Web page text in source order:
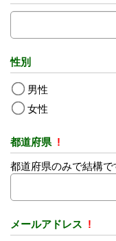
性別
男性
女性
都道府県 !
都道府県のみで結構で
メールアドレス !